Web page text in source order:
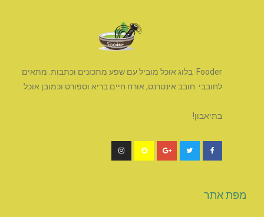
Fooder בלוג אוכל מוביל עם שפע מתכונים וכתבות. מתאים
לחובבי חובב אינטרנט, אורח חיים בריא וספורט וכמובן אוכל.
בתיאבון!
מפת אתר